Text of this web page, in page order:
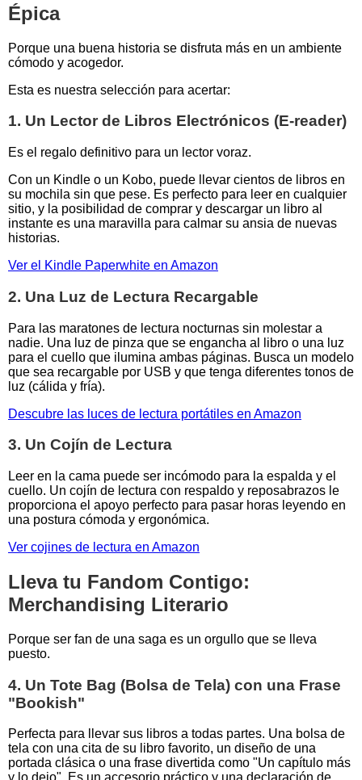
Épica
Porque una buena historia se disfruta más en un ambiente
cómodo y acogedor.
Esta es nuestra selección para acertar:
1. Un Lector de Libros Electrónicos (E-reader)
Es el regalo definitivo para un lector voraz.
Con un Kindle o un Kobo, puede llevar cientos de libros en
su mochila sin que pese. Es perfecto para leer en cualquier
sitio, y la posibilidad de comprar y descargar un libro al
instante es una maravilla para calmar su ansia de nuevas
historias.
Ver el Kindle Paperwhite en Amazon
2. Una Luz de Lectura Recargable
Para las maratones de lectura nocturnas sin molestar a
nadie. Una luz de pinza que se engancha al libro o una luz
para el cuello que ilumina ambas páginas. Busca un modelo
que sea recargable por USB y que tenga diferentes tonos de
luz (cálida y fría).
Descubre las luces de lectura portátiles en Amazon
3. Un Cojín de Lectura
Leer en la cama puede ser incómodo para la espalda y el
cuello. Un cojín de lectura con respaldo y reposabrazos le
proporciona el apoyo perfecto para pasar horas leyendo en
una postura cómoda y ergonómica.
Ver cojines de lectura en Amazon
Lleva tu Fandom Contigo:
Merchandising Literario
Porque ser fan de una saga es un orgullo que se lleva
puesto.
4. Un Tote Bag (Bolsa de Tela) con una Frase
"Bookish"
Perfecta para llevar sus libros a todas partes. Una bolsa de
tela con una cita de su libro favorito, un diseño de una
portada clásica o una frase divertida como "Un capítulo más